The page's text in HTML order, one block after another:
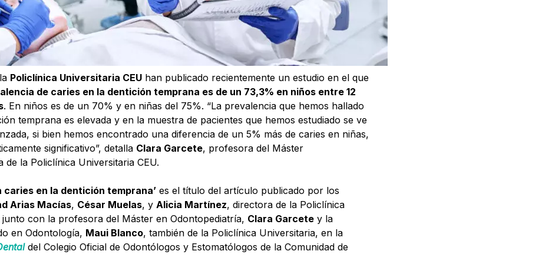
Policlínica Universitaria CEUhan publicado recientemente un estudio en el que
de caries en la dentición temprana es de un 73,3% en niños entre 12
. En niños es de un 70% y en niñas del 75%. “La prevalencia que hemos hallado
temprana es elevada y en la muestra de pacientes que hemos estudiado se ve
si bien hemos encontrado una diferencia de un 5% más de caries en niñas,
significativo”, detalla Clara Garcete, profesora del Máster
de la Policlínica Universitaria CEU.
caries en la dentición temprana’es el título del artículo publicado por los
Arias Macías, César Muelas, y Alicia Martínez, directora de la Policlínica
junto con la profesora del Máster en Odontopediatría, Clara Garcetey la
en Odontología, Maui Blanco, también de la Policlínica Universitaria, en la
del Colegio Oficial de Odontólogos y Estomatólogos de la Comunidad de